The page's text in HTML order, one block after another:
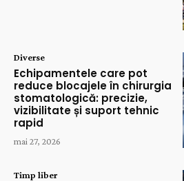
Diverse
Echipamentele care pot
reduce blocajele în chirurgia
stomatologică: precizie,
vizibilitate și suport tehnic
rapid
mai 27, 2026
Timp liber